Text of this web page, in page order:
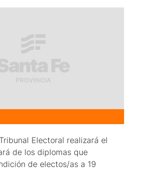
Electoral realizará el
de los diplomas que
de electos/as a 19